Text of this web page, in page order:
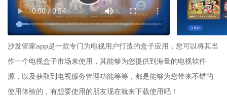
沙发管家app是一款专门为电视用户打造的盒子应用，您可以将其当
作一个电视盒子市场来使用，其能够为您提供到海量的电视软件
源，以及获取到电视服务管理功能等等，都是能够为您带来不错的
使用体验的，有想要使用的朋友现在就来下载使用吧！